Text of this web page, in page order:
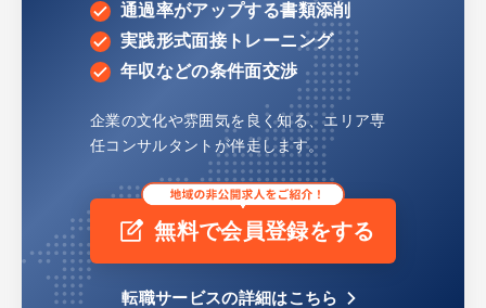
通過率がアップする書類添削
実践形式面接トレーニング
年収などの条件面交渉
企業の文化や雰囲気を良く知る、エリア専
任コンサルタントが伴走します。
無料で会員登録をする
転職サービスの詳細はこちら